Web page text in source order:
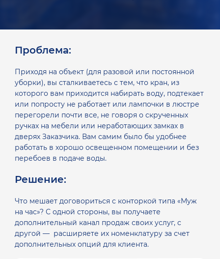
Проблема:
Приходя на объект (для разовой или постоянной
уборки), вы сталкиваетесь с тем, что кран, из
которого вам приходится набирать воду, подтекает
или попросту не работает или лампочки в люстре
перегорели почти все, не говоря о скрученных
ручках на мебели или неработающих замках в
дверях Заказчика. Вам самим было бы удобнее
работать в хорошо освещенном помещении и без
перебоев в подаче воды.
Решение:
Что мешает договориться с конторкой типа «Муж
на час»? С одной стороны, вы получаете
дополнительный канал продаж своих услуг, с
другой — расширяете их номенклатуру за счет
дополнительных опций для клиента.